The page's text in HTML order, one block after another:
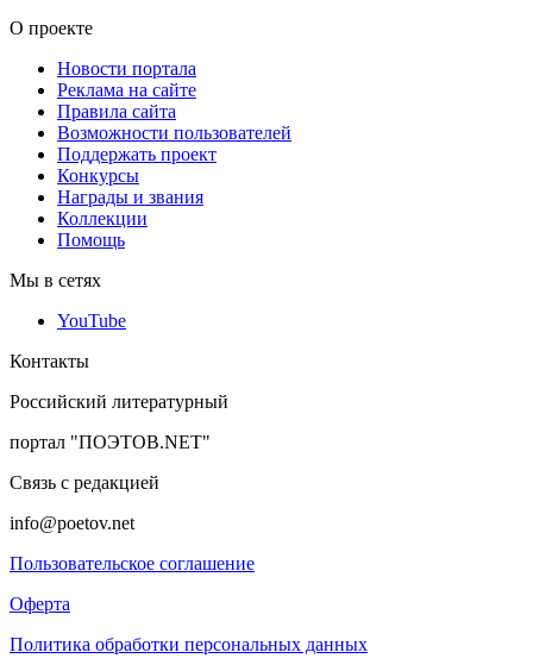
О проекте
Новости портала
Реклама на сайте
Правила сайта
Возможности пользователей
Поддержать проект
Конкурсы
Награды и звания
Коллекции
Помощь
Мы в сетях
YouTube
Контакты
Российский литературный
портал "ПОЭТОВ.NET"
Связь с редакцией
info@poetov.net
Пользовательское соглашение
Оферта
Политика обработки персональных данных